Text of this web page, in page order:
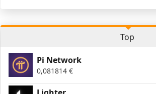
Top
Pi Network
0,081814 €